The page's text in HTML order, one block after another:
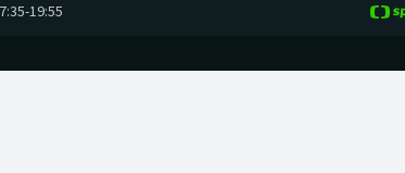
-19:55